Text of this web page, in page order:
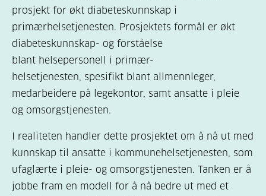
prosjekt for økt diabeteskunnskap i
primærhelsetjenesten. Prosjektets formål er økt
diabeteskunnskap- og forståelse
blant helsepersonell i primær-
helsetjenesten, spesifikt blant allmennleger,
medarbeidere på legekontor, samt ansatte i pleie
og omsorgstjenesten.
I realiteten handler dette prosjektet om å nå ut med
kunnskap til ansatte i kommunehelsetjenesten, som
ufaglærte i pleie- og omsorgstjenesten. Tanken er å
jobbe fram en modell for å nå bedre ut med et